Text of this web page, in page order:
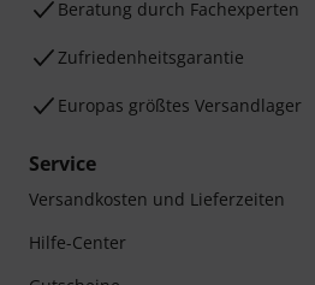
Beratung durch Fachexperten
Zufriedenheitsgarantie
Europas größtes Versandlager
Service
Versandkosten und Lieferzeiten
Hilfe-Center